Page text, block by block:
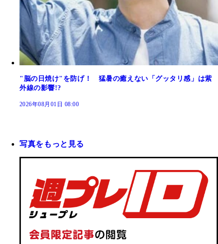
"脳の日焼け"を防げ！ 猛暑の癒えない「グッタリ感」は紫
外線の影響!?
2026年08月01日 08:00
写真をもっと見る